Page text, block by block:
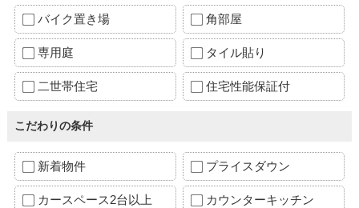
バイク置き場 角部屋
専用庭 タイル貼り
二世帯住宅 住宅性能保証付
こだわりの条件
新着物件 プライスダウン
カースペース2台以上 カウンターキッチン